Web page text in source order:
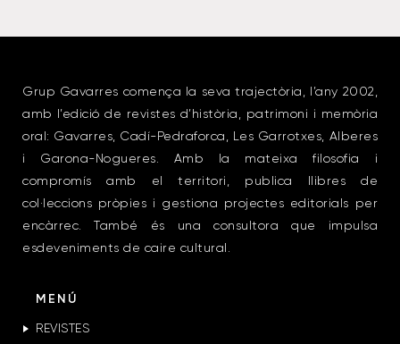
Grup Gavarres comença la seva trajectòria, l’any 2002,
amb l’edició de revistes d’història, patrimoni i memòria
oral: Gavarres, Cadí-Pedraforca, Les Garrotxes, Alberes
i Garona-Nogueres. Amb la mateixa filosofia i
compromís amb el territori, publica llibres de
col·leccions pròpies i gestiona projectes editorials per
encàrrec. També és una consultora que impulsa
esdeveniments de caire cultural.
MENÚ
REVISTES